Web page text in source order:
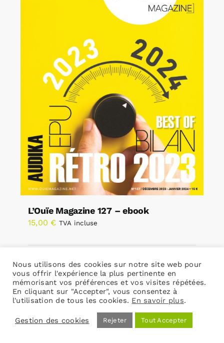
L’Ouïe Magazine 127 – ebook
15,00 € TVA incluse
Ajouter au panier Détails
Nous utilisons des cookies sur notre site web pour
vous offrir l'expérience la plus pertinente en
mémorisant vos préférences et vos visites répétées.
En cliquant sur "Accepter", vous consentez à
l'utilisation de tous les cookies. En savoir plus.
Gestion des cookies Rejeter Tout Accepter